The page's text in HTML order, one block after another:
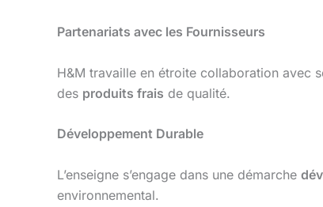
Partenariats avec les Fournisseurs
H&M travaille en étroite collaboration avec
des produits frais de qualité.
Développement Durable
L’enseigne s’engage dans une démarche
environnemental.